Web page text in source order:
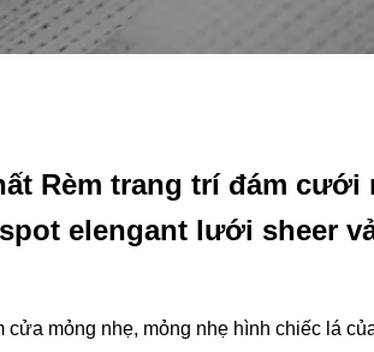
Rèm trang trí đám cưới
elengant lưới sheer
cửa mỏng nhẹ, mỏng nhẹ hình chiếc lá